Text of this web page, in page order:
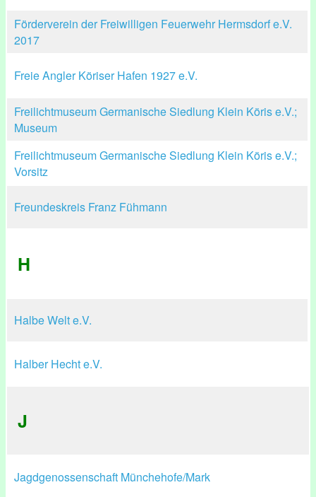
Förderverein der Freiwilligen Feuerwehr Hermsdorf e.V.
2017
Freie Angler Köriser Hafen 1927 e.V.
Freilichtmuseum Germanische Siedlung Klein Köris e.V.;
Museum
Freilichtmuseum Germanische Siedlung Klein Köris e.V.;
Vorsitz
Freundeskreis Franz Fühmann
H
Halbe Welt e.V.
Halber Hecht e.V.
J
Jagdgenossenschaft Münchehofe/Mark